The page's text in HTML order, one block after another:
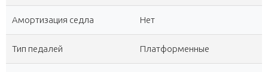
Амортизация седла Нет
Тип педалей Платформенные